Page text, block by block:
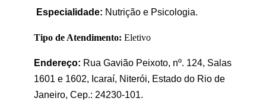
Especialidade: Nutrição e Psicologia.
Tipo de Atendimento: Eletivo
Endereço: Rua Gavião Peixoto, nº. 124, Salas
1601 e 1602, Icaraí, Niterói, Estado do Rio de
Janeiro, Cep.: 24230-101.